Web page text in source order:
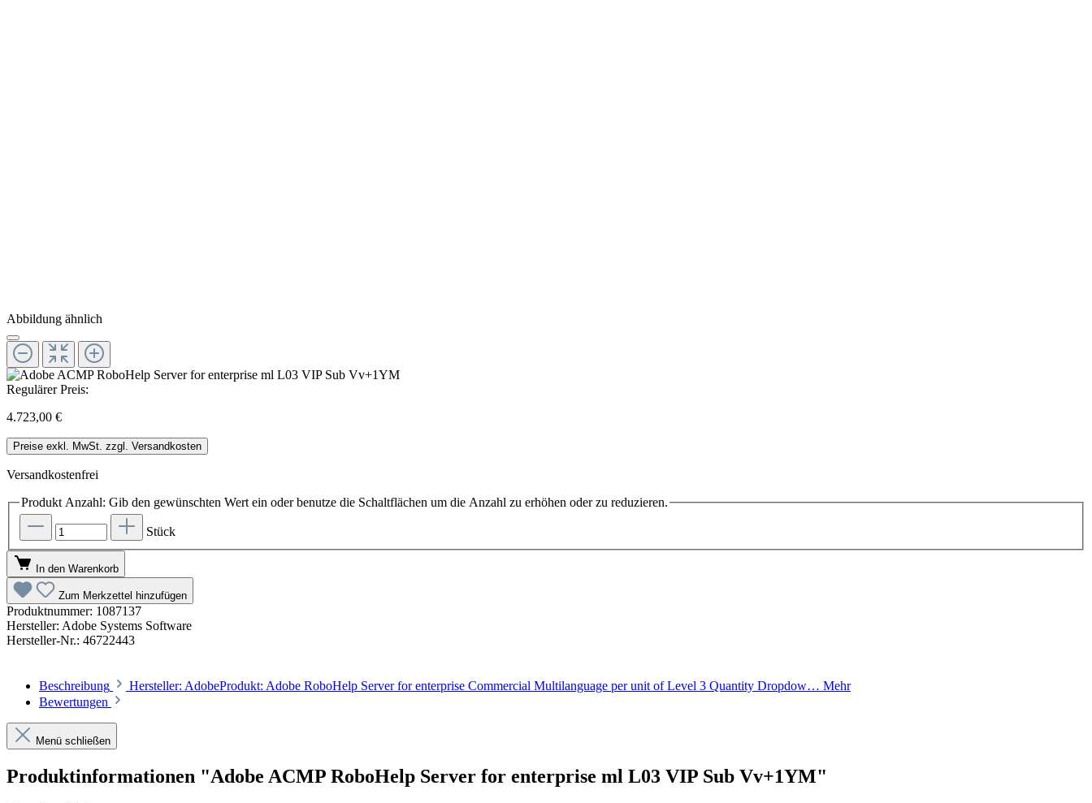
Abbildung ähnlich
Regulärer Preis:
4.723,00 €
Preise exkl. MwSt. zzgl. Versandkosten
Versandkostenfrei
Produkt Anzahl: Gib den gewünschten Wert ein oder benutze die Schaltflächen um die Anzahl zu erhöhen oder zu reduzieren.
Stück
In den Warenkorb
Zum Merkzettel hinzufügen
Produktnummer: 1087137
Hersteller: Adobe Systems Software
Hersteller-Nr.: 46722443
Beschreibung Hersteller: AdobeProdukt: Adobe RoboHelp Server for enterprise Commercial Multilanguage per unit of Level 3 Quantity Dropdow… Mehr
Bewertungen
Menü schließen
Produktinformationen "Adobe ACMP RoboHelp Server for enterprise ml L03 VIP Sub Vv+1YM"